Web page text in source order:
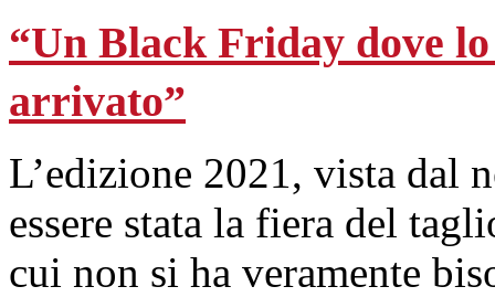
“Un Black Friday dove
arrivato”
L’edizione 2021, vista dal
essere stata la fiera del
cui non si ha veramente